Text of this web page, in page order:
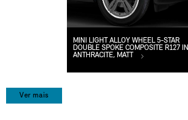
MINI LIGHT ALLOY WHEEL 5-STAR
DOUBLE SPOKE COMPOSITE R127 IN
ANTHRACITE, MATT
Ver mais